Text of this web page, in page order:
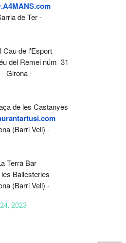
de Ter -
Cau de l'Esport
del Remei núm 31
- Girona -
de les Castanyes
(Barri Vell) -
Terra Bar
Ballesteries
(Barri Vell) -
2023